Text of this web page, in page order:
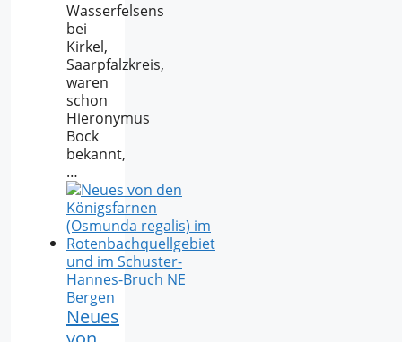
Wasserfelsens
bei
Kirkel,
Saarpfalzkreis,
waren
schon
Hieronymus
Bock
bekannt,
…
Neues